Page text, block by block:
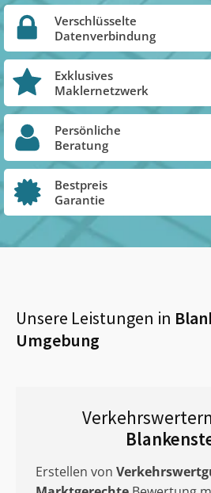
Verschlüsselte
Datenverbindung
Exklusives
Maklernetzwerk
Persönliche
Beratung
Bestpreis
Garantie
Unsere Leistungen in
Umgebung
Erstellen von